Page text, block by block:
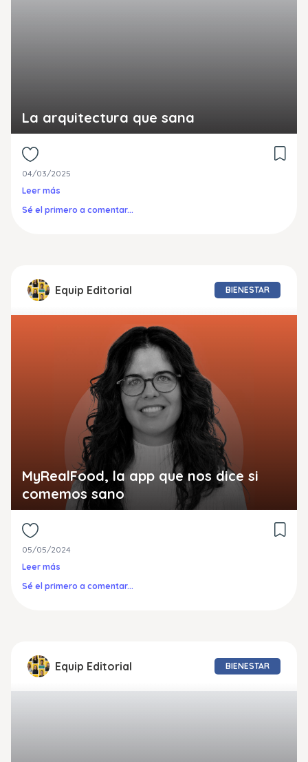
La arquitectura que sana
04/03/2025
Leer más
Sé el primero a comentar...
MyRealFood, la app que nos dice si
comemos sano
05/05/2024
Leer más
BIENESTAR
Equip Editorial
Sé el primero a comentar...
BIENESTAR
Equip Editorial